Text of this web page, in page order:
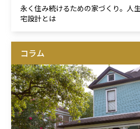
永く住み続けるための家づくり。人
宅設計とは
コラム